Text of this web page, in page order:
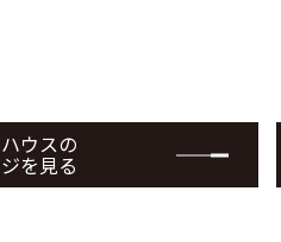
ウスの
を見る